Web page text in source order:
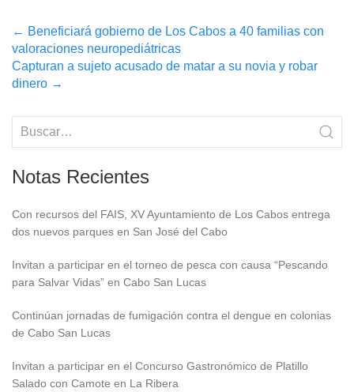
Post
navigation
← Beneficiará gobierno de Los Cabos a 40 familias con
valoraciones neuropediátricas
Capturan a sujeto acusado de matar a su novia y robar
dinero →
Notas Recientes
Con recursos del FAIS, XV Ayuntamiento de Los Cabos entrega
dos nuevos parques en San José del Cabo
Invitan a participar en el torneo de pesca con causa “Pescando
para Salvar Vidas” en Cabo San Lucas
Continúan jornadas de fumigación contra el dengue en colonias
de Cabo San Lucas
Invitan a participar en el Concurso Gastronómico de Platillo
Salado con Camote en La Ribera